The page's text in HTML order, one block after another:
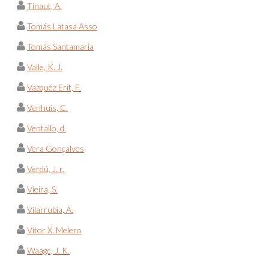
Tinaut, A.
Tomás Latasa Asso
Tomás Santamaría
Valle, K. J.
Vazquéz Erit, F.
Venhuis, C.
Ventallo, d.
Vera Gonçalves
Verdú, J. r.
Vieira, S.
Vilarrubia, A.
Vítor X. Melero
Waage, J. K.